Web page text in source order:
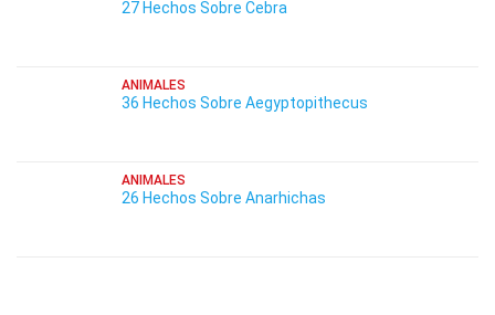
27 Hechos Sobre Cebra
ANIMALES
36 Hechos Sobre Aegyptopithecus
ANIMALES
26 Hechos Sobre Anarhichas